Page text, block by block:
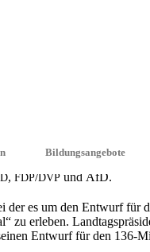
Bildungsangebote
erhiel­ten die
neben einer
, FDP/DVP und AfD.
der es um den Entwurf
zu erleben.
Entwurf für den 136-